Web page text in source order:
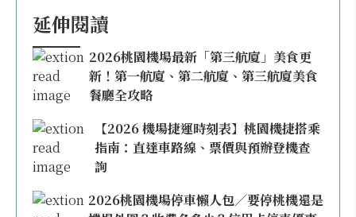
延伸閱讀
2026桃園機場最新「第三航廈」美食更
新！第一航廈、第二航廈、第三航廈美食
餐廳全攻略
【2026 機場捷運時刻表】桃園機捷搭乘
指南：直達車路線、票價與預辦登機查
詢
2026桃園機場停車懶人包／要停桃機還是